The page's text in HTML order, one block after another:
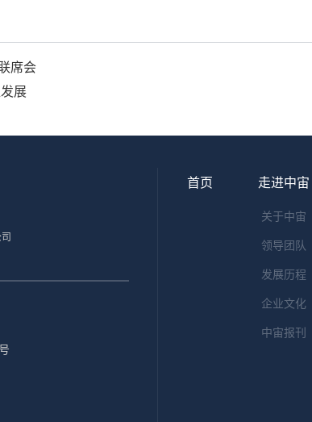
席会
展
首页 走进中宙
关于中宙
领导团队
发展历程
企业文化
中宙报刊